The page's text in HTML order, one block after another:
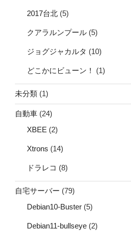
2017台北 (5)
クアラルンプール (5)
ジョグジャカルタ (10)
どこかにビューン！ (1)
未分類 (1)
自動車 (24)
XBEE (2)
Xtrons (14)
ドラレコ (8)
自宅サーバー (79)
Debian10-Buster (5)
Debian11-bullseye (2)